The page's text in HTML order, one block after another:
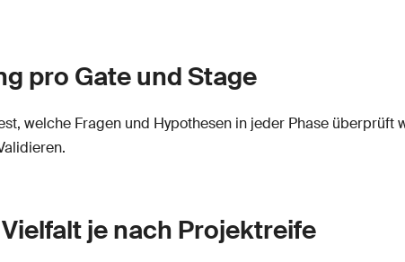
pro Gate und Stage
welche Fragen und Hypothesen in jeder Phase
je nach Projektreife